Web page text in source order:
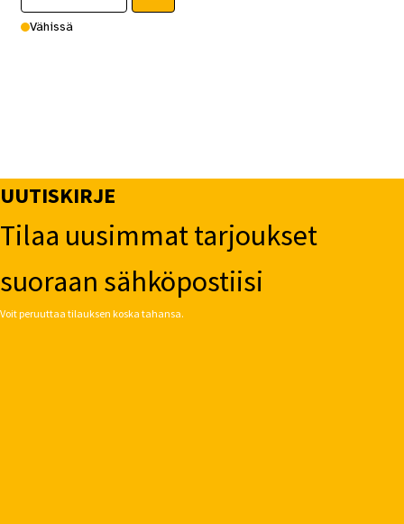
Vähissä
UUTISKIRJE
Tilaa uusimmat tarjoukset
suoraan sähköpostiisi
Voit peruuttaa tilauksen koska tahansa.